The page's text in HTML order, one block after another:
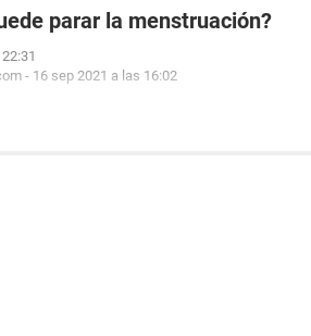
parar la menstruación?
- 16 sep 2021 a las 16:02